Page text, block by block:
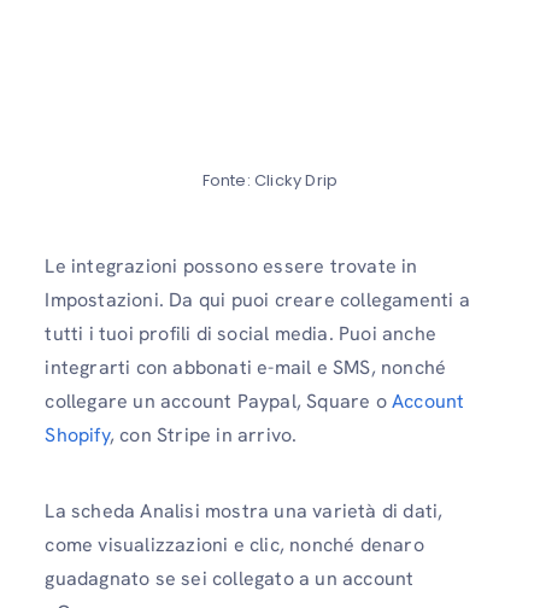
Fonte: Clicky Drip
Le integrazioni possono essere trovate in
Impostazioni. Da qui puoi creare collegamenti a
tutti i tuoi profili di social media. Puoi anche
integrarti con abbonati e-mail e SMS, nonché
collegare un account Paypal, Square oAccount
Shopify, con Stripe in arrivo.
La scheda Analisi mostra una varietà di dati,
come visualizzazioni e clic, nonché denaro
guadagnato se sei collegato a un account